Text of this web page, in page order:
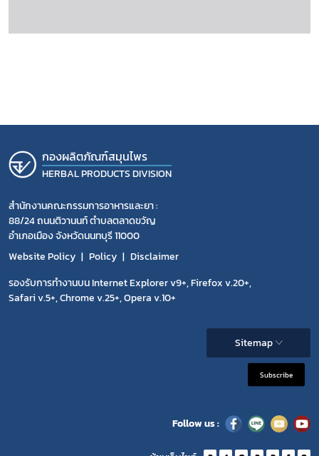
กองผลิตภัณฑ์สมุนไพร
HERBAL PRODUCTS DIVISION
สำนักงานคณะกรรมการอาหารและยา :
88/24 ถนนติวานนท์ ตำบลตลาดขวัญ
อำเภอเมือง จังหวัดนนทบุรี 11000
Website Policy
Policy
Disclaimer
รองรับการทำงานบน Internet Explorer v9+, Firefox v.20+,
Safari v.5+, Chrome v.25+, Opera v.10+
Sitemap
Subscribe
Follow us :